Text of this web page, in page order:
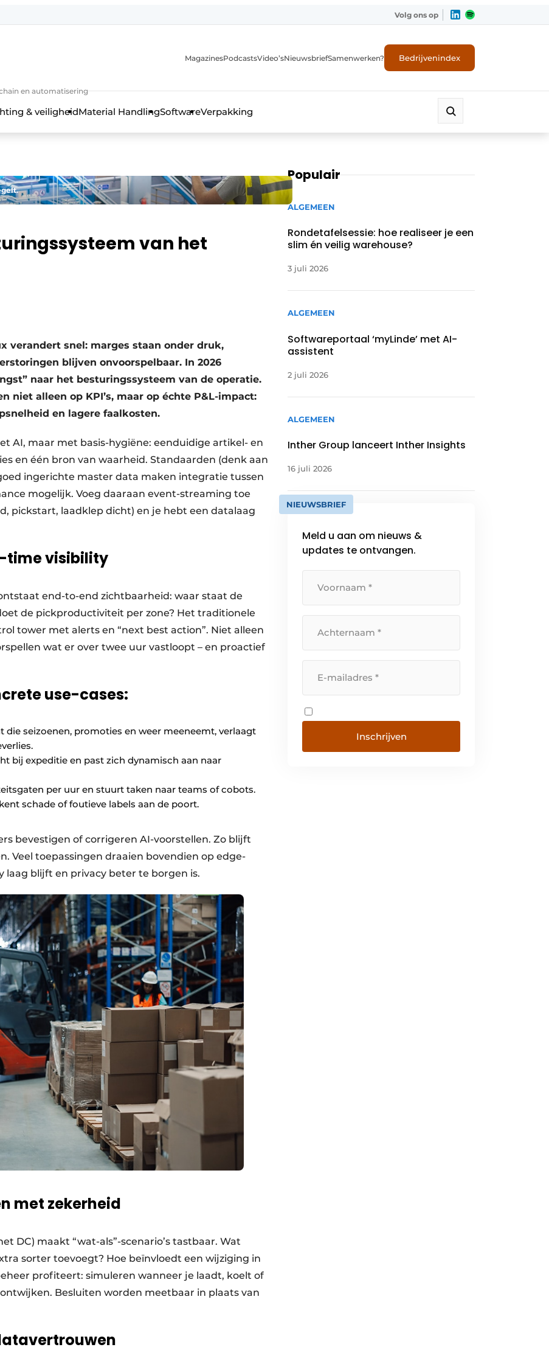
Volg ons op
en automatisering
MagazinesPodcastsVideo’sNieuwsbriefSamenwerken? Bedrijvenindex
& veiligheidMaterial HandlingSoftwareVerpakking
van het
verandert snel: marges staan onder druk,
blijven onvoorspelbaar. In 2026
naar het besturingssysteem van de operatie.
niet alleen op KPI’s, maar op échte P&L-impact:
en lagere faalkosten.
AI, maar met basis-hygiëne: eenduidige artikel- en
en één bron van waarheid. Standaarden (denk aan
ingerichte master data maken integratie tussen
mogelijk. Voeg daaraan event-streaming toe
pickstart, laadklep dicht) en je hebt een datalaag
time visibility
end-to-end zichtbaarheid: waar staat de
de pickproductiviteit per zone? Het traditionele
tower met alerts en “next best action”. Niet alleen
wat er over twee uur vastloopt – en proactief
use-cases:
die seizoenen, promoties en weer meeneemt, verlaagt
bij expeditie en past zich dynamisch aan naar
per uur en stuurt taken naar teams of cobots.
schade of foutieve labels aan de poort.
bevestigen of corrigeren AI-voorstellen. Zo blijft
Veel toepassingen draaien bovendien op edge-
blijft en privacy beter te borgen is.
met zekerheid
DC) maakt “wat-als”-scenario’s tastbaar. Wat
sorter toevoegt? Hoe beïnvloedt een wijziging in
profiteert: simuleren wanneer je laadt, koelt of
Besluiten worden meetbaar in plaats van
Populair
ALGEMEEN
Rondetafelsessie: hoe realiseer je een
slim én veilig warehouse?
3 juli 2026
ALGEMEEN
Softwareportaal ‘myLinde’ met AI-
assistent
2 juli 2026
ALGEMEEN
Inther Group lanceert Inther Insights
16 juli 2026
NIEUWSBRIEF
Meld u aan om nieuws &
updates te ontvangen.
Inschrijven